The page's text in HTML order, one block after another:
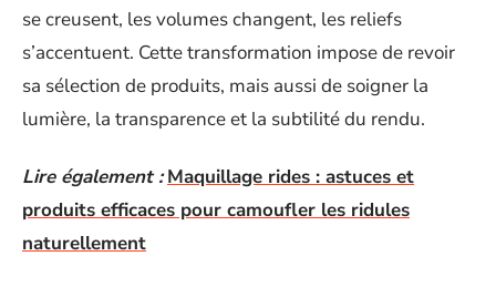
se creusent, les volumes changent, les reliefs
s’accentuent. Cette transformation impose de revoir
sa sélection de produits, mais aussi de soigner la
lumière, la transparence et la subtilité du rendu.
Lire également : Maquillage rides : astuces et
produits efficaces pour camoufler les ridules
naturellement